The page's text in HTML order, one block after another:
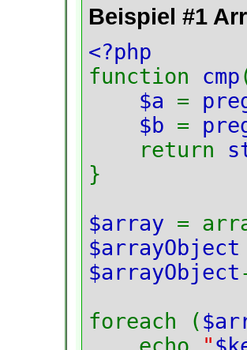
Beispiel #1
<?php
function cmp
$a =
$b =
return
}
$array =
$arrayObject
foreach (